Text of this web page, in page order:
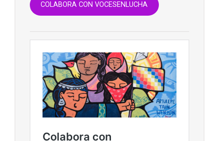
COLABORA CON VOCESENLUCHA